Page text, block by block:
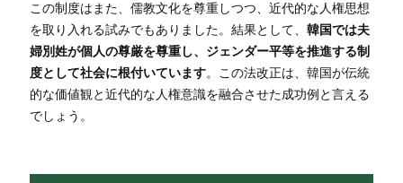
この制度はまた、儒教文化を尊重しつつ、近代的な人権思想
を取り入れる試みでもありました。結果として、 韓国では夫
婦別姓が個人の尊厳を尊重し、ジェンダー平等を推進する制
度として社会に根付いています。この法改正は、韓国が伝統
的な価値観と近代的な人権意識を融合させた成功例と言える
でしょう。